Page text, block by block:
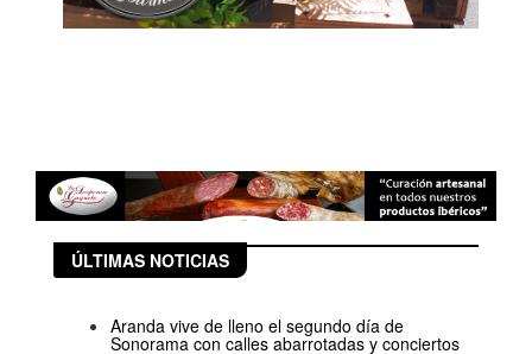
ÚLTIMAS NOTICIAS
Aranda vive de lleno el segundo día de
Sonorama con calles abarrotadas y conciertos